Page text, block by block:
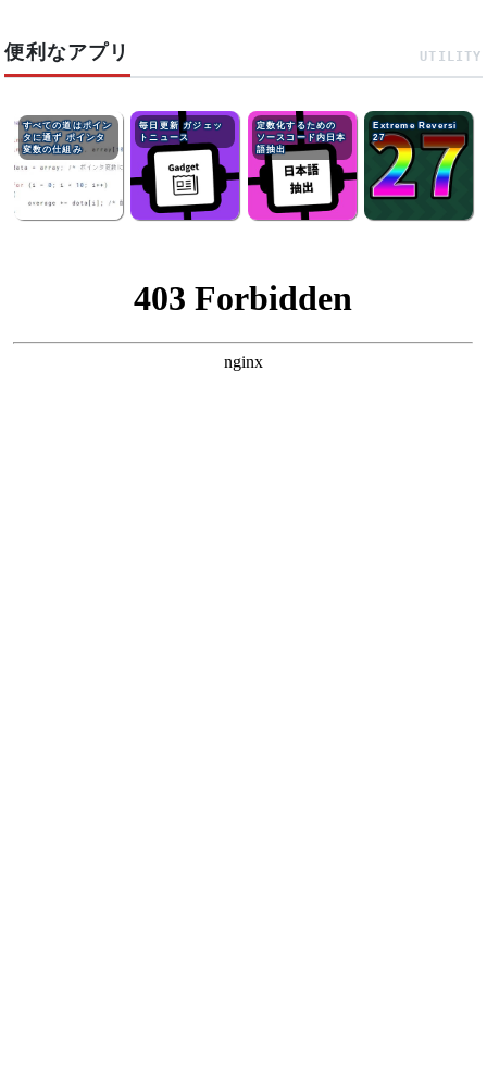
便利なアプリ UTILITY
すべての道はポイン
タに通ず ポインタ
変数の仕組み
毎日更新 ガジェッ
トニュース
定数化するための
ソースコード内日本
語抽出
Extreme Reversi
27